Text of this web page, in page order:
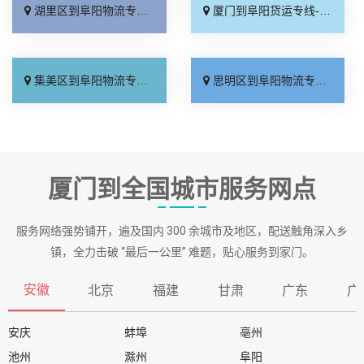
湖里区到阜阳物流专线_直达到站「要多少钱」 厦门到阜阳货运专线-厦门到阜阳物流公司_价位合理「专业可靠」
集美区到阜阳物流专线_实时跟踪 「随叫随到」 思明区到阜阳物流专线_运价实惠「上门取件」
厦门到全国城市服务网点
服务网络强势铺开，遍及国内 300 余城市及地区，配送触角深入乡
镇，全力击破 “最后一公里” 难题，贴心服务到家门。
安徽 北京 福建 甘肃 广东 广
安庆 蚌埠
亳州
池州
滁州
阜阳